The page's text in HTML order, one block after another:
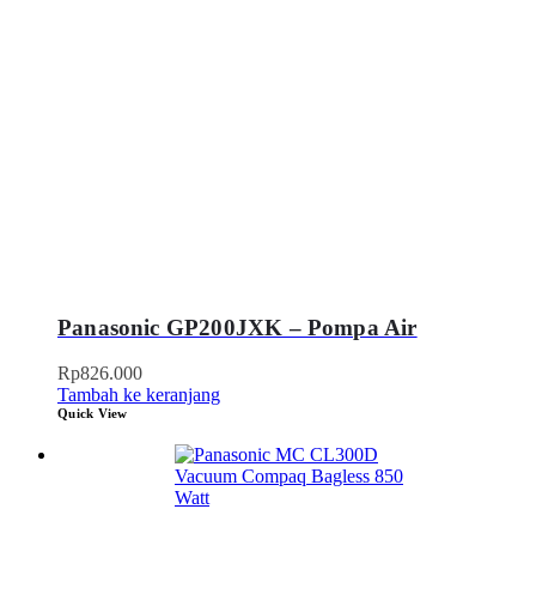
Panasonic GP200JXK – Pompa Air
Rp826.000
Tambah ke keranjang
Quick View